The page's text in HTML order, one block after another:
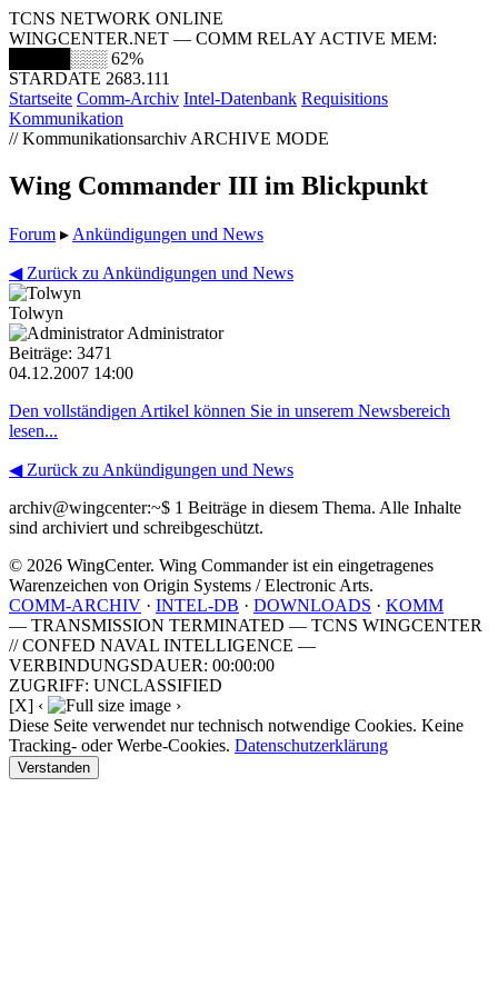
TCNS NETWORK ONLINE
WINGCENTER.NET — COMM RELAY ACTIVE MEM:
█████░░░ 62%
STARDATE 2683.111
Startseite Comm-Archiv Intel-Datenbank Requisitions
Kommunikation
// Kommunikationsarchiv ARCHIVE MODE
Wing Commander III im Blickpunkt
Forum ▸ Ankündigungen und News
◀ Zurück zu Ankündigungen und News
Tolwyn
Administrator
Beiträge: 3471
04.12.2007 14:00
Den vollständigen Artikel können Sie in unserem Newsbereich
lesen...
◀ Zurück zu Ankündigungen und News
archiv@wingcenter:~$ 1 Beiträge in diesem Thema. Alle Inhalte
sind archiviert und schreibgeschützt.
© 2026 WingCenter. Wing Commander ist ein eingetragenes
Warenzeichen von Origin Systems / Electronic Arts.
COMM-ARCHIV · INTEL-DB · DOWNLOADS · KOMM
— TRANSMISSION TERMINATED — TCNS WINGCENTER
// CONFED NAVAL INTELLIGENCE —
VERBINDUNGSDAUER: 00:00:00
ZUGRIFF: UNCLASSIFIED
[X] ‹
›
Diese Seite verwendet nur technisch notwendige Cookies. Keine
Tracking- oder Werbe-Cookies. Datenschutzerklärung
Verstanden